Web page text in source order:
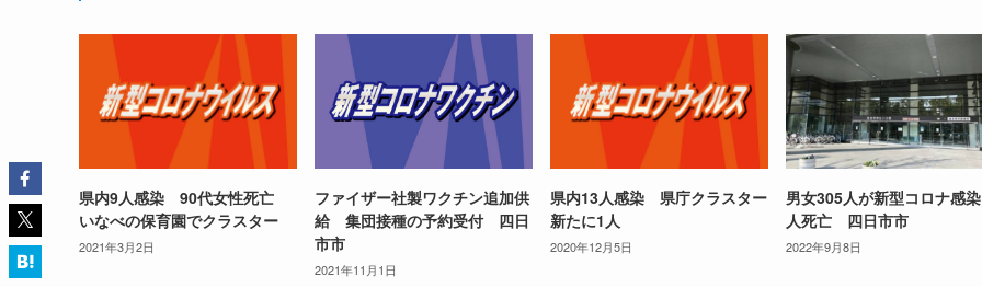
県内9人感染 90代女性死亡
いなべの保育園でクラスター
2021年3月2日
ファイザー社製ワクチン追加供
給 集団接種の予約受付 四日
市市
2021年11月1日
県内13人感染 県庁クラスター
新たに1人
2020年12月5日
男女305人が新型コロナ感
人死亡 四日市市
2022年9月8日